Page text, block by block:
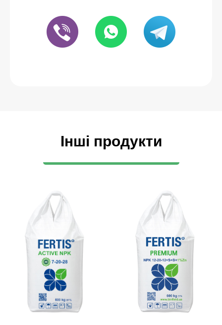
Інші продукти